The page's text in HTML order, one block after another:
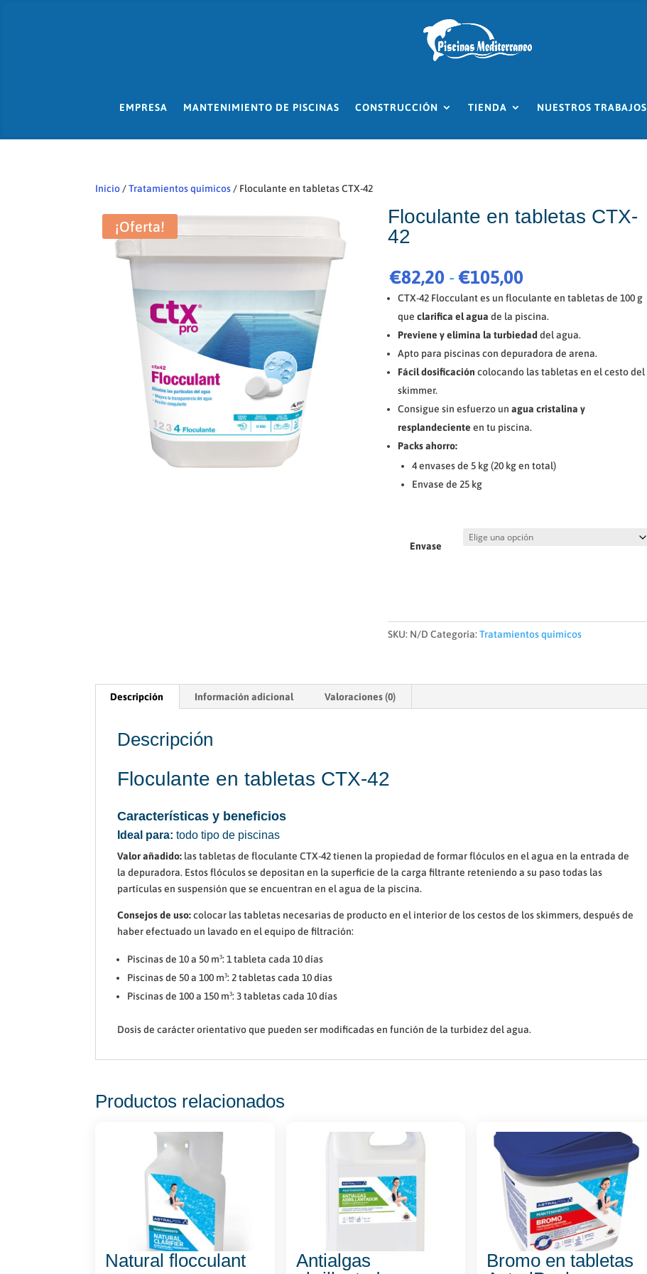
EMPRESA MANTENIMIENTO DE PISCINAS CONSTRUCCIÓN TIENDA NUESTROS TRABAJOS
Inicio /Tratamientos químicos / Floculante en tabletas CTX-42
¡Oferta!
Floculante en tabletas CTX-
42
€82,20 - €105,00
de
precios:
desde
€82,20
hasta
€105,00
CTX-42 Flocculant es un floculante en tabletas de 100 g
queclarifica el agua de la piscina.
Previene y elimina la turbiedaddel agua.
Apto para piscinas con depuradora de arena.
Fácil dosificación colocando las tabletas en el cesto del
skimmer.
Consigue sin esfuerzo unagua cristalina y
resplandeciente en tu piscina.
Packs ahorro:
4 envases de 5 kg (20 kg en total)
Envase de 25 kg
Envase
SKU: N/D Categoría:Tratamientos químicos
Descripción Información adicional Valoraciones (0)
Descripción
Floculante en tabletas CTX-42
Características y beneficios
Ideal para: todo tipo de piscinas
Valor añadido: las tabletas de floculante CTX-42 tienen la propiedad de formar flóculos en el agua en la entrada de
la depuradora. Estos flóculos se depositan en la superficie de la carga filtrante reteniendo a su paso todas las
partículas en suspensión que se encuentran en el agua de la piscina.
Consejos de uso:colocar las tabletas necesarias de producto en el interior de los cestos de los skimmers, después de
haber efectuado un lavado en el equipo de filtración:
Piscinas de 10 a 50 m³: 1 tableta cada 10 días
Piscinas de 50 a 100 m³: 2 tabletas cada 10 días
Piscinas de 100 a 150 m³: 3 tabletas cada 10 días
Dosis de carácter orientativo que pueden ser modificadas en función de la turbidez del agua.
Productos relacionados
Natural flocculant
Antialgas
Bromo en tabletas